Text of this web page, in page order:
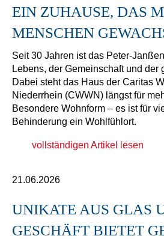
IN ZUHAUSE, DAS
ENSCHEN
Seit 30 Jahren ist das Peter-
Lebens, der Gemeinschaft und der
Dabei steht das Haus der Caritas
Niederrhein (CWWN) längst für
Besondere Wohnform – es ist für
Behinderung ein Wohlfühlort.
vollständigen Artikel lesen
21.06.2026
UNIKATE AUS GLAS
GESCHÄFT BIETET